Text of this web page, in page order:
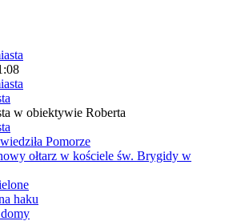
w obiektywie Roberta
Pomorze
ołtarz w kościele św. Brygidy w
haku